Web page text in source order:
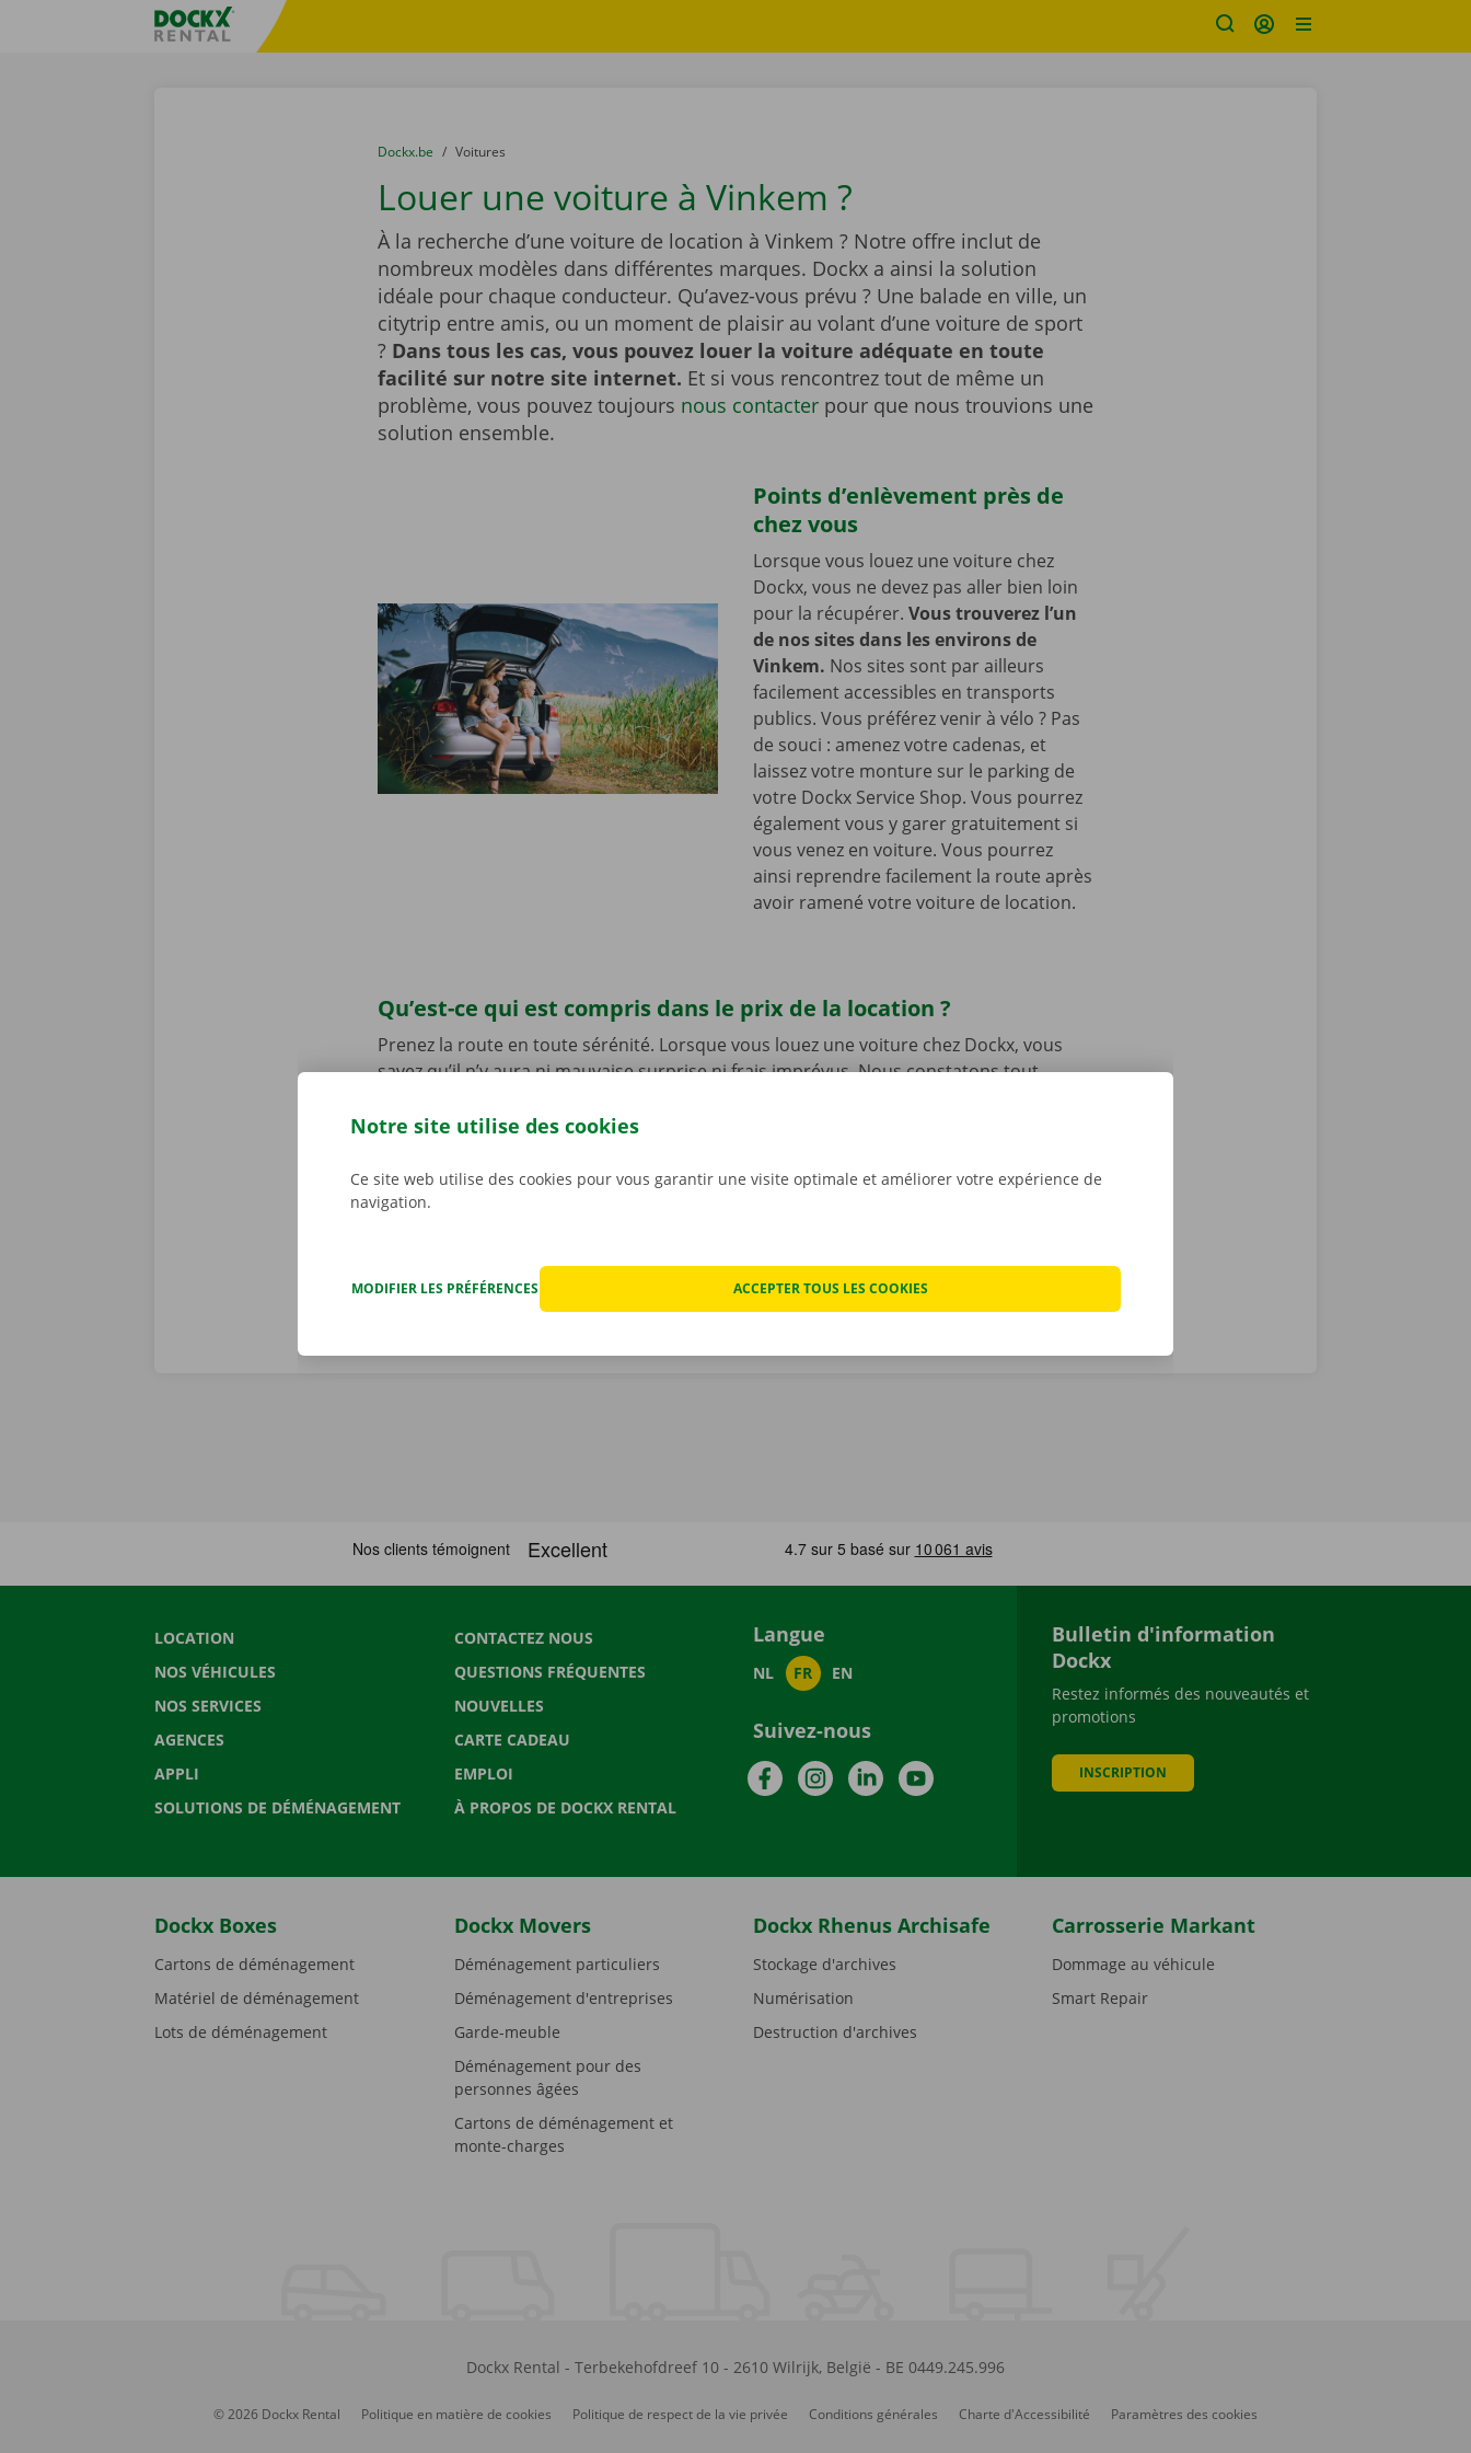
sitename
You are here:
du
Dockx.be to
Voitures
Louer une voiture à Vinkem ?
À la recherche d’une voiture de location à Vinkem ? Notre offre inclut de
nombreux modèles dans différentes marques. Dockx a ainsi la solution
idéale pour chaque conducteur. Qu’avez-vous prévu ? Une balade en ville, un
citytrip entre amis, ou un moment de plaisir au volant d’une voiture de sport
? Dans tous les cas, vous pouvez louer la voiture adéquate en toute
facilité sur notre site internet. Et si vous rencontrez tout de même un
problème, vous pouvez toujours nous contacterpour que nous trouvions une
solution ensemble.
Points d’enlèvement près de
chez vous
Lorsque vous louez une voiture chez
Dockx, vous ne devez pas aller bien loin
pour la récupérer. Vous trouverez l’un
de nos sites dans les environs de
Vinkem. Nos sites sont par ailleurs
facilement accessibles en transports
publics. Vous préférez venir à vélo ? Pas
de souci : amenez votre cadenas, et
laissez votre monture sur le parking de
votre Dockx Service Shop. Vous pourrez
également vous y garer gratuitement si
vous venez en voiture. Vous pourrez
ainsi reprendre facilement la route après
avoir ramené votre voiture de location.
Qu’est-ce qui est compris dans le prix de la location ?
Prenez la route en toute sérénité. Lorsque vous louez une voiture chez Dockx, vous
savez qu’il n’y aura ni mauvaise surprise ni frais imprévus. Nous constatons tout
une copie numérique du rapport.
d’une panne technique, vous pourrez compter sur notre service d’assistance et de
dépannage disponible 24 h/24 et 7 j/7.
LOCATION
NOS VÉHICULES
NOS SERVICES
AGENCES
APPLI
SOLUTIONS DE DÉMÉNAGEMENT
CONTACTEZ NOUS
QUESTIONS FRÉQUENTES
NOUVELLES
CARTE CADEAU
EMPLOI
À PROPOS DE DOCKX RENTAL
Langue
NL FR EN
Suivez-nous
FacebookInstagramLinkedInYouTube
Bulletin d'information
Dockx
Restez informés des nouveautés et
promotions
INSCRIPTION
Dockx Boxes
Cartons de déménagement
Matériel de déménagement
Lots de déménagement
Dockx Movers
Déménagement particuliers
Déménagement d'entreprises
Garde-meuble
Déménagement pour des
personnes âgées
Cartons de déménagement et
monte-charges
Dockx Rhenus Archisafe
Stockage d'archives
Numérisation
Destruction d'archives
Carrosserie Markant
Dommage au véhicule
Smart Repair
Dockx Rental - Terbekehofdreef 10- 2610 Wilrijk, België - BE 0449.245.996
© 2026 Dockx Rental Politique en matière de cookies Politique de respect de la vie privée Conditions générales Charte d'Accessibilité Paramètres des cookies
Notre site utilise des cookies
Ce site web utilise des cookies pour vous garantir une visite optimale et améliorer votre expérience de
navigation.
MODIFIER LES PRÉFÉRENCES ACCEPTER TOUS LES COOKIES